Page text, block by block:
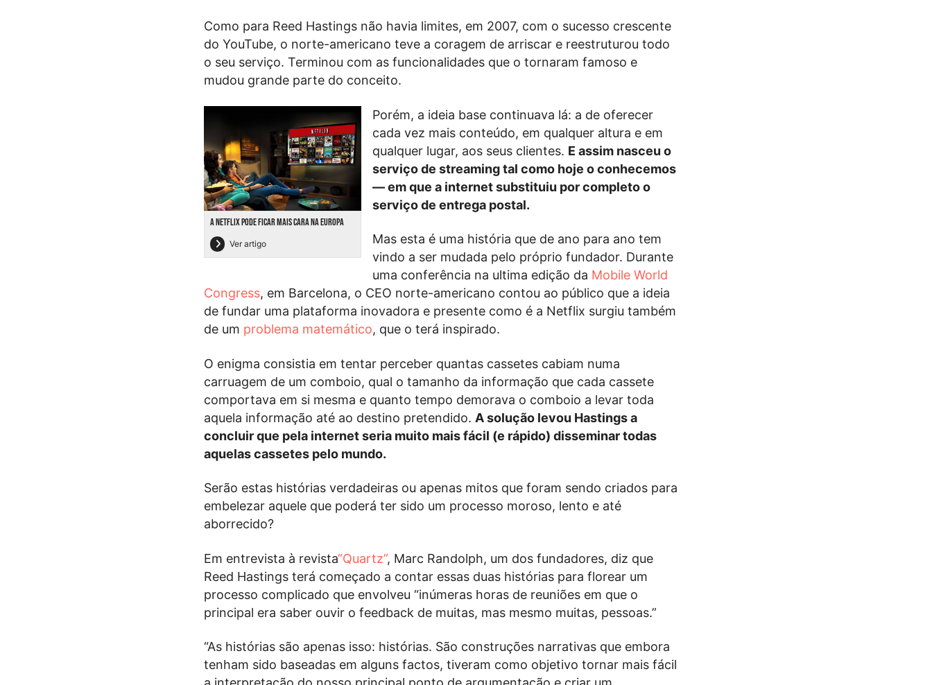
Como para Reed Hastings não havia limites, em 2007, com o sucesso crescente
do YouTube, o norte-americano teve a coragem de arriscar e reestruturou todo
o seu serviço. Terminou com as funcionalidades que o tornaram famoso e
mudou grande parte do conceito.
A NETFLIX PODE FICAR MAIS CARA NA EUROPA
Ver artigo
Porém, a ideia base continuava lá: a de oferecer
cada vez mais conteúdo, em qualquer altura e em
qualquer lugar, aos seus clientes. E assim nasceu o
serviço de streaming tal como hoje o conhecemos
— em que a internet substituiu por completo o
serviço de entrega postal.
Mas esta é uma história que de ano para ano tem
vindo a ser mudada pelo próprio fundador. Durante
uma conferência na ultima edição da Mobile World
Congress, em Barcelona, o CEO norte-americano contou ao público que a ideia
de fundar uma plataforma inovadora e presente como é a Netflix surgiu também
de um problema matemático, que o terá inspirado.
O enigma consistia em tentar perceber quantas cassetes cabiam numa
carruagem de um comboio, qual o tamanho da informação que cada cassete
comportava em si mesma e quanto tempo demorava o comboio a levar toda
aquela informação até ao destino pretendido. A solução levou Hastings a
concluir que pela internet seria muito mais fácil (e rápido) disseminar todas
aquelas cassetes pelo mundo.
Serão estas histórias verdadeiras ou apenas mitos que foram sendo criados para
embelezar aquele que poderá ter sido um processo moroso, lento e até
aborrecido?
Em entrevista à revista“Quartz”, Marc Randolph, um dos fundadores, diz que
Reed Hastings terá começado a contar essas duas histórias para florear um
processo complicado que envolveu “inúmeras horas de reuniões em que o
principal era saber ouvir o feedback de muitas, mas mesmo muitas, pessoas.”
“As histórias são apenas isso: histórias. São construções narrativas que embora
tenham sido baseadas em alguns factos, tiveram como objetivo tornar mais fácil